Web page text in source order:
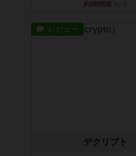
約6時間前
レビュー
デクリプト